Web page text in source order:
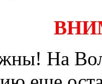
На